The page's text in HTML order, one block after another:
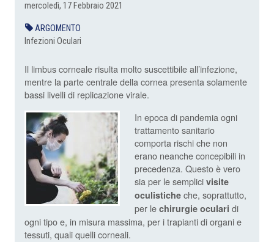
mercoledì, 17 Febbraio 2021
ARGOMENTO
Infezioni Oculari
Il limbus corneale risulta molto suscettibile all’infezione,
mentre la parte centrale della cornea presenta solamente
bassi livelli di replicazione virale.
In epoca di pandemia ogni
trattamento sanitario
comporta rischi che non
erano neanche concepibili in
precedenza. Questo è vero
sia per le semplici visite
oculistiche che, soprattutto,
per le chirurgie oculari di
ogni tipo e, in misura massima, per i trapianti di organi e
tessuti, quali quelli corneali.